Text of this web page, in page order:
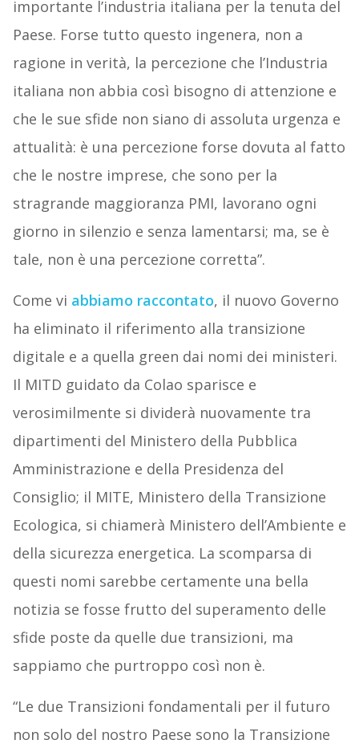
importante l’industria italiana per la tenuta del
Paese. Forse tutto questo ingenera, non a
ragione in verità, la percezione che l’Industria
italiana non abbia così bisogno di attenzione e
che le sue sfide non siano di assoluta urgenza e
attualità: è una percezione forse dovuta al fatto
che le nostre imprese, che sono per la
stragrande maggioranza PMI, lavorano ogni
giorno in silenzio e senza lamentarsi; ma, se è
tale, non è una percezione corretta”.
Come vi abbiamo raccontato, il nuovo Governo
ha eliminato il riferimento alla transizione
digitale e a quella green dai nomi dei ministeri.
Il MITD guidato da Colao sparisce e
verosimilmente si dividerà nuovamente tra
dipartimenti del Ministero della Pubblica
Amministrazione e della Presidenza del
Consiglio; il MITE, Ministero della Transizione
Ecologica, si chiamerà Ministero dell’Ambiente e
della sicurezza energetica. La scomparsa di
questi nomi sarebbe certamente una bella
notizia se fosse frutto del superamento delle
sfide poste da quelle due transizioni, ma
sappiamo che purtroppo così non è.
“Le due Transizioni fondamentali per il futuro
non solo del nostro Paese sono la Transizione